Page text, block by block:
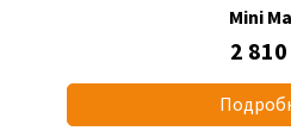
Mini
2 810